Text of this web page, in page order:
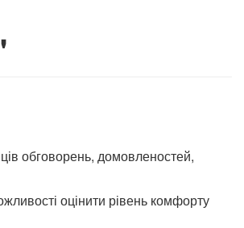
обговорень, домовленостей,
оцінити рівень комфорту